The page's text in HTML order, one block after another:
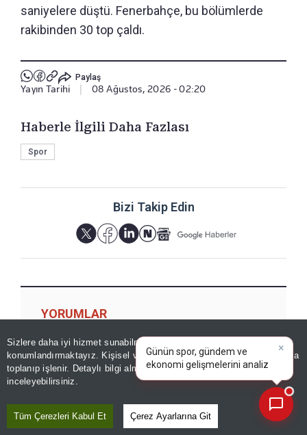
Sizlere daha iyi hizmet sunabilmek adına sitemizde
konumlandırmaktayız. Kişisel verileriniz, KVKK ve GDPR kapsamında
toplanıp işlenir. Detaylı bilgi almak içinAydınlatma Metnimizi
inceleyebilirsiniz.
Tüm Çerezleri Kabul Et Çerez Ayarlarına Git
saniyelere düştü. Fenerbahçe, bu bölümlerde
rakibinden 30 top çaldı.
Paylaş
Yayın Tarihi 08 Ağustos, 2026 - 02:20
Haberle İlgili Daha Fazlası
Spor
Bizi Takip Edin
YORUMLAR
Yorum için giriş yapın
×
Günün spor, gündem ve
ekonomi gelişmelerini analiz
edin!|